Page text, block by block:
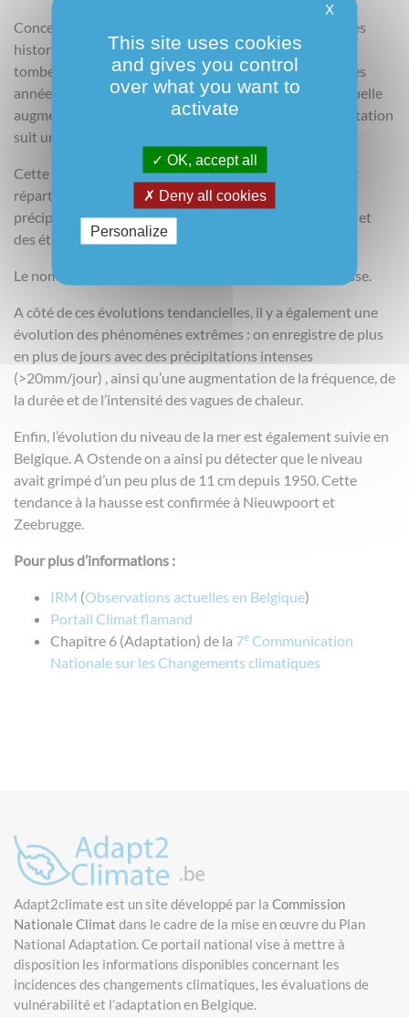
Concernant les précipitations, il semble d’après les séries
historiques qu’une tendance à la hausse des quantités
tombées se dessine, malgré une forte variabilité entre les
années. On peut donc dire que la quantité de pluie annuelle
augmente au fur et à mesure des années (cette augmentation
suit un profil linéaire de l’ordre de 5 mm par décennie).
Cette augmentation n’est cependant pas uniformément
répartie tout au long de l’année : la saisonnalité des
précipitations se renforce avec des hivers plus humides et
des étés plus secs.
Le nombre de jours de fortes précipitations est en hausse.
A côté de ces évolutions tendancielles, il y a également une
évolution des phénomènes extrêmes : on enregistre de plus
en plus de jours avec des précipitations intenses
(>20mm/jour) , ainsi qu’une augmentation de la fréquence, de
la durée et de l’intensité des vagues de chaleur.
Enfin, l’évolution du niveau de la mer est également suivie en
Belgique. A Ostende on a ainsi pu détecter que le niveau
avait grimpé d’un peu plus de 11 cm depuis 1950. Cette
tendance à la hausse est confirmée à Nieuwpoort et
Zeebrugge.
Pour plus d’informations :
IRM (Observations actuelles en Belgique)
Portail Climat flamand
Chapitre 6 (Adaptation) de la 7e Communication
Nationale sur les Changements climatiques
Adapt2climate est un site développé par la Commission
Nationale Climat dans le cadre de la mise en œuvre du Plan
National Adaptation. Ce portail national vise à mettre à
disposition les informations disponibles concernant les
incidences des changements climatiques, les évaluations de
vulnérabilité et l’adaptation en Belgique.
X
This site uses cookies
and gives you control
over what you want to
activate
OK, accept all
Deny all cookies
Personalize